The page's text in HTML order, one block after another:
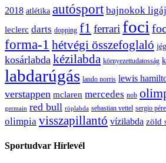
2018 atlétika autósport bajnokok
leclerc darts dopping f1 ferrari foci
forma-1 hétvégi összefoglaló
kosárlabda kézilabda környezettudatosság
labdarúgás lando norris lewis
verstappen mclaren mercedes nob
germain red bull röplabda sebastian vettel sergio
olimpia visszapillantó vízilabda zöld
Sportudvar Hírlevél